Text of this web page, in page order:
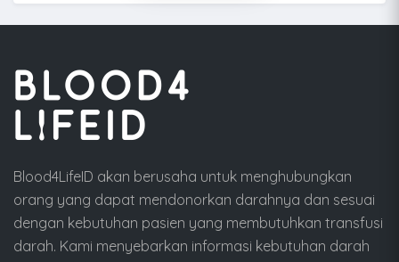
Blood4LifeID akan berusaha untuk menghubungkan
orang yang dapat mendonorkan darahnya dan sesuai
dengan kebutuhan pasien yang membutuhkan transfusi
darah. Kami menyebarkan informasi kebutuhan darah